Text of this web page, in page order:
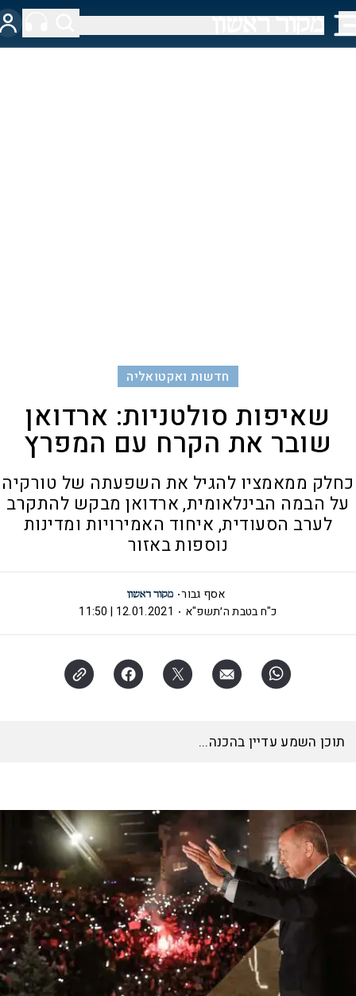
חדשות ואקטואליה
שאיפות סולטניות: ארדואן
שובר את הקרח עם המפרץ
כחלק ממאמציו להגיל את השפעתה של טורקיה
על הבמה הבינלאומית, ארדואן מבקש להתקרב
לערב הסעודית, איחוד האמירויות ומדינות
נוספות באזור
אסף גבור
כ"ח בטבת ה׳תשפ"א
12.01.2021 | 11:50
תוכן השמע עדיין בהכנה...